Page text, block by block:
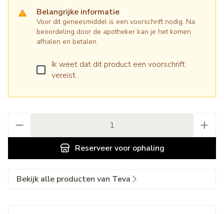
Belangrijke informatie
Voor dit geneesmiddel is een voorschrift nodig. Na
beoordeling door de apotheker kan je het komen
afhalen en betalen.
Ik weet dat dit product een voorschrift
vereist.
Reserveervoor ophaling
Bekijk alle producten van Teva